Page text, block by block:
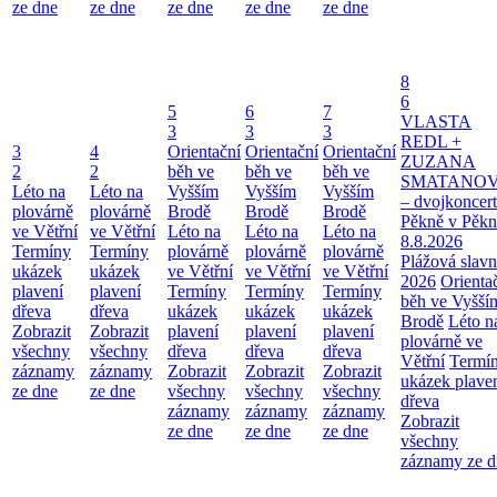
ze dne ze dne ze dne ze dne ze dne
3
2
Léto na
plovárně
ve Větřní
Termíny
ukázek
plavení
dřeva
Zobrazit
všechny
záznamy
ze dne
4
2
Léto na
plovárně
ve Větřní
Termíny
ukázek
plavení
dřeva
Zobrazit
všechny
záznamy
ze dne
5
3
Orientační
běh ve
Vyšším
Brodě
Léto na
plovárně
ve Větřní
Termíny
ukázek
plavení
dřeva
Zobrazit
všechny
záznamy
ze dne
6
3
Orientační
běh ve
Vyšším
Brodě
Léto na
plovárně
ve Větřní
Termíny
ukázek
plavení
dřeva
Zobrazit
všechny
záznamy
ze dne
7
3
Orientační
běh ve
Vyšším
Brodě
Léto na
plovárně
ve Větřní
Termíny
ukázek
plavení
dřeva
Zobrazit
všechny
záznamy
ze dne
8
6
VLASTA
REDL +
ZUZANA
– dvojkoncert
Pěkně v
8.8.2026
Plážová
2026
běh ve
Brodě Léto
plovárně ve
Větřní
ukázek
dřeva
Zobrazit
všechny
záznamy ze